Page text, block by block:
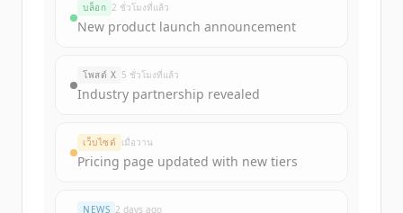
Sign up for free to view allfunding
New accounts include trial credits to
get started.
Create Free Account
บล็อก 2 ชั่วโมงที่แล้ว
New product launch announcement
โพสต์ X 5 ชั่วโมงที่แล้ว
Industry partnership revealed
เว็บไซต์ เมื่อวาน
Pricing page updated with new tiers
NEWS 2 days ago